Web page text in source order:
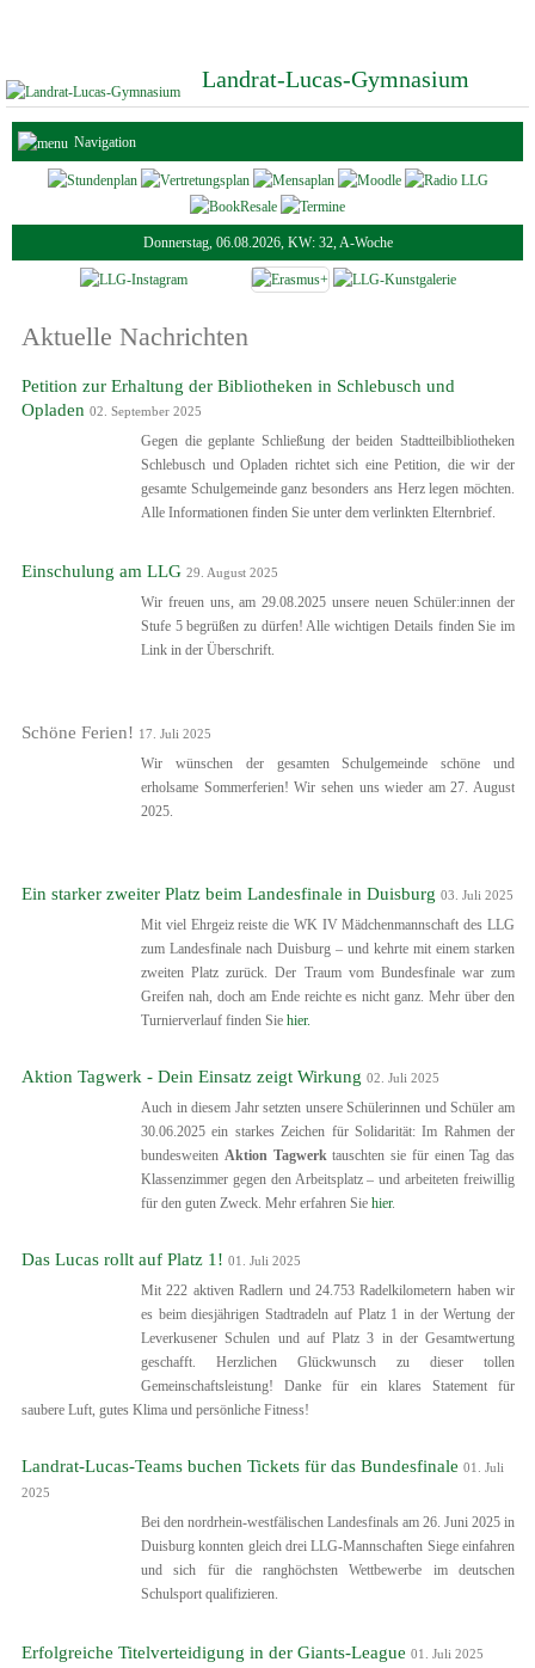
Landrat-Lucas-Gymnasium
Navigation
Donnerstag, 06.08.2026, KW: 32, A-Woche
Aktuelle Nachrichten
Petition zur Erhaltung der Bibliotheken in Schlebusch und
Opladen 02. September 2025
Gegen die geplante Schließung der beiden Stadtteilbibliotheken
Schlebusch und Opladen richtet sich eine Petition, die wir der
gesamte Schulgemeinde ganz besonders ans Herz legen möchten.
Alle Informationen finden Sie unter dem verlinkten Elternbrief.
Einschulung am LLG 29. August 2025
Wir freuen uns, am 29.08.2025 unsere neuen Schüler:innen der
Stufe 5 begrüßen zu dürfen! Alle wichtigen Details finden Sie im
Link in der Überschrift.
Schöne Ferien! 17. Juli 2025
Wir wünschen der gesamten Schulgemeinde schöne und
erholsame Sommerferien! Wir sehen uns wieder am 27. August
2025.
Ein starker zweiter Platz beim Landesfinale in Duisburg 03. Juli 2025
Mit viel Ehrgeiz reiste die WK IV Mädchenmannschaft des LLG
zum Landesfinale nach Duisburg – und kehrte mit einem starken
zweiten Platz zurück. Der Traum vom Bundesfinale war zum
Greifen nah, doch am Ende reichte es nicht ganz. Mehr über den
Turnierverlauf finden Sie hier.
Aktion Tagwerk - Dein Einsatz zeigt Wirkung 02. Juli 2025
Auch in diesem Jahr setzten unsere Schülerinnen und Schüler am
30.06.2025 ein starkes Zeichen für Solidarität: Im Rahmen der
bundesweiten Aktion Tagwerk tauschten sie für einen Tag das
Klassenzimmer gegen den Arbeitsplatz – und arbeiteten freiwillig
für den guten Zweck. Mehr erfahren Sie hier.
Das Lucas rollt auf Platz 1! 01. Juli 2025
Mit 222 aktiven Radlern und 24.753 Radelkilometern haben wir
es beim diesjährigen Stadtradeln auf Platz 1 in der Wertung der
Leverkusener Schulen und auf Platz 3 in der Gesamtwertung
geschafft. Herzlichen Glückwunsch zu dieser tollen
Gemeinschaftsleistung! Danke für ein klares Statement für
saubere Luft, gutes Klima und persönliche Fitness!
Landrat-Lucas-Teams buchen Tickets für das Bundesfinale 01. Juli
2025
Bei den nordrhein-westfälischen Landesfinals am 26. Juni 2025 in
Duisburg konnten gleich drei LLG-Mannschaften Siege einfahren
und sich für die ranghöchsten Wettbewerbe im deutschen
Schulsport qualifizieren.
Erfolgreiche Titelverteidigung in der Giants-League 01. Juli 2025